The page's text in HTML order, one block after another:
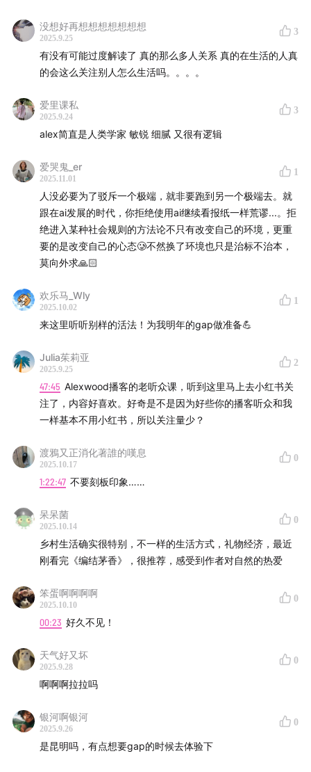
小红书：赚钱和花钱以外，别样的活法在这里 你有没有想
过为了...xhslink.com
【时间轴】
01:40 「Alex」的新恋情
我们的乡村生活：体力劳动、各处串门、被（粉
丝）邻居们请吃饭
游客眼中和新村民眼中截然不同的村子AB面：农家
乐、城市后花园、各种游客行径吐槽
16:10 一生要强的东亚女人，最不适应的是：_______；从与
村民邻居的来往，学习和体会“礼物经济”和人情法则
24:05 新村民，对这个村子和老村民到底有啥贡献？
新村民之间隔着的壁，可能比新老村民之间的更厚
移居/旅居乡村的“贫穷的年轻人”为什么似乎在变
36:15
警惕权力，回归自然的秩序，而不是用丛林法则指
导自己的生活，这就是一种女权主义的生活
38:05 我们就是一群不求上进的“穷光蛋”嘿嘿
住在城市的内容从业者秘辛：“不敢让自己停下来”；
丝的小红账号搞一搞吧”
至今让阿姐感到后劲儿的一些村里生活方式：垃圾
分类和回收、减塑减少废弃；But meanwhile，环保理念
也并非在乡村就更普及：被破坏的植被，和80kg+的垃圾
一种优选，但对于家长来说，教育方面有一些难以跨越的
没想好再想想想想想想想
2025.9.25
3
有没有可能过度解读了 真的那么多人关系 真的在生活的人真
的会这么关注别人怎么生活吗。。。。
爱里课私
2025.9.24
3
alex简直是人类学家 敏锐 细腻 又很有逻辑
爱哭鬼_er
2025.11.01
1
人没必要为了驳斥一个极端，就非要跑到另一个极端去。就
跟在ai发展的时代，你拒绝使用ai继续看报纸一样荒谬...。拒
绝进入某种社会规则的方法论不只有改变自己的环境，更重
要的是改变自己的心态🥲不然换了环境也只是治标不治本，
莫向外求🙏🏻
欢乐马_Wly
2025.10.02
1
来这里听听别样的活法！为我明年的gap做准备💪
Julia茱莉亚
2025.9.25
2
47:45 Alexwood播客的老听众课，听到这里马上去小红书关
注了，内容好喜欢。好奇是不是因为好些你的播客听众和我
一样基本不用小红书，所以关注量少？
渡鴉又正消化著誰的嘆息
2025.10.17
0
1:22:47 不要刻板印象……
呆呆菌
2025.10.14
0
乡村生活确实很特别，不一样的生活方式，礼物经济，最近
刚看完《编结茅香》，很推荐，感受到作者对自然的热爱
笨蛋啊啊啊啊
2025.10.10
0
00:23 好久不见！
天气好又坏
2025.9.28
0
啊啊啊拉拉吗
银河啊银河
2025.9.26
0
是昆明吗，有点想要gap的时候去体验下